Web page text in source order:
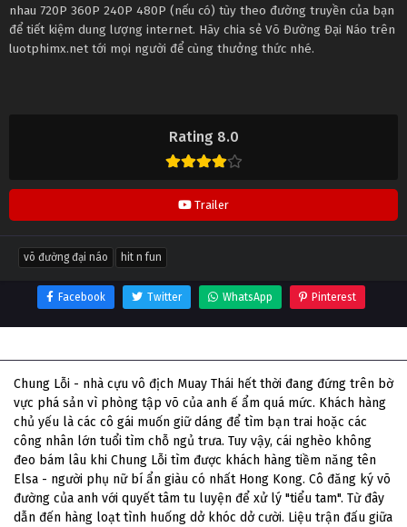
Rating 8.0
Trailer
nhau 720P 360P 240P 480P (nếu có) tùy theo đường truyền của bạn
để tiết kiệm dung lượng internet. Hãy chia sẻ Võ Đường Đại Náo trên
luotphimx.net tới mọi người để cùng thưởng thức nhé.
võ đường đại náo hit n fun
Facebook Twitter WhatsApp Pinterest
Chung Lỗi - nhà cựu vô địch Muay Thái hết thời đang đứng trên bờ
vực phá sản vì phòng tập võ của anh ế ẩm quá mức. Khách hàng
chủ yếu là các cô gái muốn giữ dáng để tìm bạn trai hoặc các
công nhân lớn tuổi tìm chỗ ngủ trưa. Tuy vậy, cái nghèo không
đeo bám lâu khi Chung Lỗi tìm được khách hàng tiềm năng tên
Elsa - người phụ nữ bí ẩn giàu có nhất Hong Kong. Cô đăng ký võ
đường của anh với quyết tâm tu luyện để xử lý "tiểu tam". Từ đây
dẫn đến hàng loạt tình huống dở khóc dở cười. Liệu trận đấu giữa